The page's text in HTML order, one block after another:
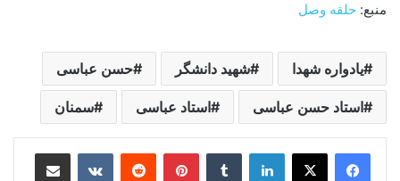
منبع: حلقه وصل
یادواره شهدا شهید دانشگر حسن عباسی
استاد حسن عباسی استاد عباسی سمنان
لینکدین ‫تامبلر ‫پین‌ترست‫رددیت ‫VKontakteاشتراک گذاری از طریق ایمیل